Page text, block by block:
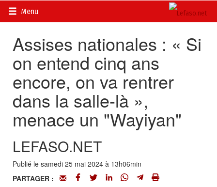
Menu
Accueil>
Assises nationales du 25
Assises nationales : « Si
on entend cinq ans
encore, on va rentrer
dans la salle-là »,
menace un "Wayiyan"
LEFASO.NET
Publié le samedi 25 mai 2024 à 13h06min
PARTAGER :